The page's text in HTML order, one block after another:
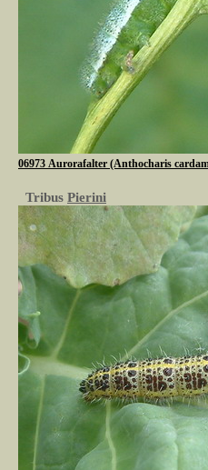
06973 Aurorafalter (Anthocharis
Tribus Pierini